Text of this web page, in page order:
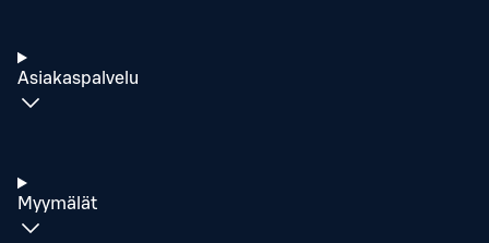
Asiakaspalvelu
Myymälät